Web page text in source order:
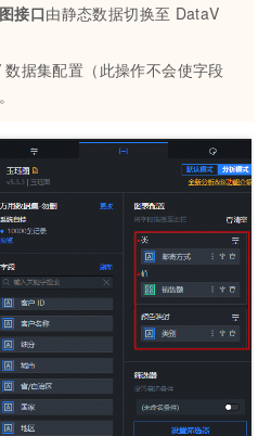
接口由静态数据切换至 DataV
数据集配置（此操作不会使字段